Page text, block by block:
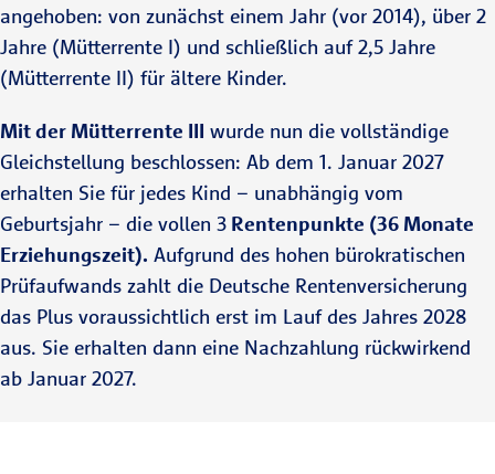
angehoben: von zunächst einem Jahr (vor 2014), über 2
Jahre (Mütterrente I) und schließlich auf 2,5 Jahre
(Mütterrente II) für ältere Kinder.
Mit der Mütterrente III wurde nun die vollständige
Gleichstellung beschlossen: Ab dem 1. Januar 2027
erhalten Sie für jedes Kind – unabhängig vom
Geburtsjahr – die vollen 3 Rentenpunkte (36 Monate
Erziehungszeit). Aufgrund des hohen bürokratischen
Prüfaufwands zahlt die Deutsche Rentenversicherung
das Plus voraussichtlich erst im Lauf des Jahres 2028
aus. Sie erhalten dann eine Nachzahlung rückwirkend
ab Januar 2027.